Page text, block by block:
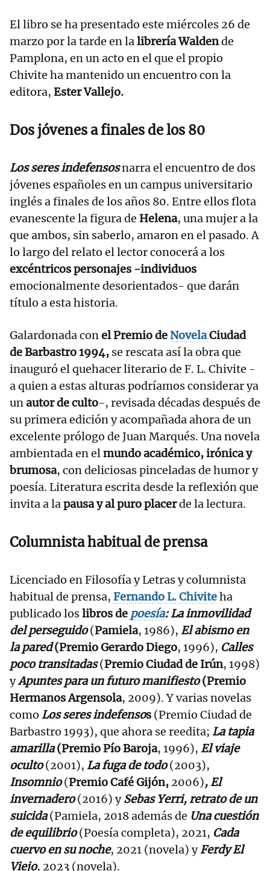
El libro se ha presentado este miércoles 26 de
marzo por la tarde en lalibrería Waldende
Pamplona, en un acto en el que el propio
Chivite ha mantenido un encuentro con la
editora, Ester Vallejo.
Dos jóvenes a finales de los 80
Los seres indefensosnarra el encuentro de dos
jóvenes españoles en un campus universitario
inglés a finales de los años 80. Entre ellos flota
evanescente la figura de Helena, una mujer a la
que ambos, sin saberlo, amaron en el pasado. A
lo largo del relato el lector conocerá a los
excéntricos personajes -individuos
emocionalmente desorientados- que darán
título a esta historia.
Galardonada conel Premio de NovelaCiudad
de Barbastro 1994, se rescata así la obra que
inauguró el quehacer literario de F. L. Chivite -
a quien a estas alturas podríamos considerar ya
unautor de culto-, revisada décadas después de
su primera edición y acompañada ahora de un
excelente prólogo de Juan Marqués. Una novela
ambientada en elmundo académico, irónica y
brumosa, con deliciosas pinceladas de humor y
poesía. Literatura escrita desde la reflexión que
invita a lapausa y al puro placerde la lectura.
Columnista habitual de prensa
Licenciado en Filosofía y Letras y columnista
habitual de prensa, Fernando L. Chiviteha
publicado loslibros de poesía: La inmovilidad
del perseguido(Pamiela, 1986), El abismo en
la pared(Premio Gerardo Diego, 1996), Calles
poco transitadas(Premio Ciudad de Irún, 1998)
yApuntes para un futuro manifiesto(Premio
Hermanos Argensola, 2009). Y varias novelas
como Los seres indefensos (Premio Ciudad de
Barbastro 1993), que ahora se reedita; La tapia
amarilla(Premio Pío Baroja, 1996), El viaje
oculto(2001), La fuga de todo(2003),
Insomnio(Premio Café Gijón, 2006), El
invernadero(2016) ySebas Yerri, retrato de un
suicida(Pamiela, 2018 además de Una cuestión
de equilibrio(Poesía completa), 2021, Cada
cuervo en su noche, 2021 (novela) yFerdy El
Viejo, 2023 (novela).